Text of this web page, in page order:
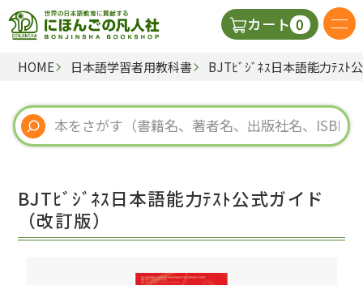
カート 0
日本語の教科書
視聴覚・補助教材
教師用参考書
HOME 日本語学習者用教科書 BJTﾋﾞｼﾞﾈｽ日本語能力ﾃｽﾄ
BJTﾋﾞｼﾞﾈｽ日本語能力ﾃｽﾄ公式ガイド
（改訂版）